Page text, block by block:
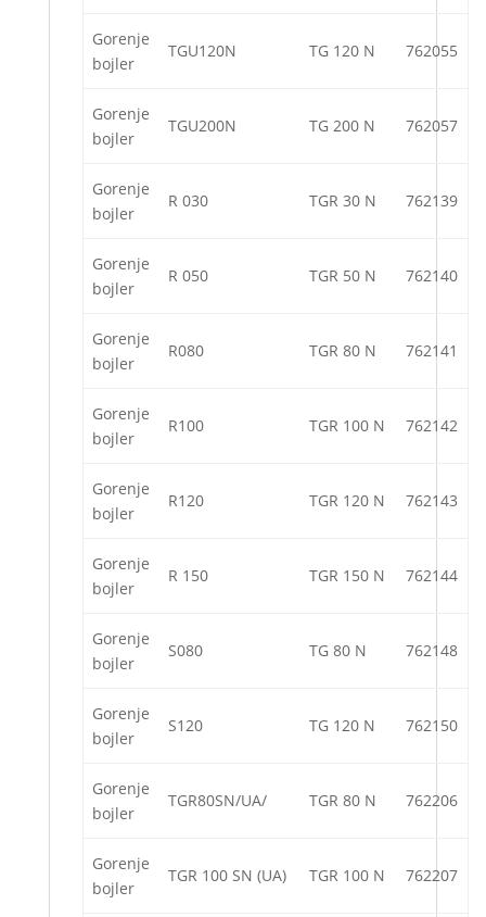
Gorenje
bojler
TGU120N TG 120 N 762055
Gorenje
bojler
TGU200N TG 200 N 762057
Gorenje
bojler
R 030 TGR 30 N 762139
Gorenje
bojler
R 050 TGR 50 N 762140
Gorenje
bojler
R080 TGR 80 N 762141
Gorenje
bojler
R100 TGR 100 N 762142
Gorenje
bojler
R120 TGR 120 N 762143
Gorenje
bojler
R 150 TGR 150 N 762144
Gorenje
bojler
S080 TG 80 N 762148
Gorenje
bojler
S120 TG 120 N 762150
Gorenje
bojler
TGR80SN/UA/ TGR 80 N 762206
Gorenje
bojler
TGR 100 SN (UA) TGR 100 N 762207